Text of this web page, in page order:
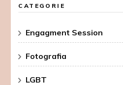
CATEGORIE
Engagment Session
Fotografia
LGBT